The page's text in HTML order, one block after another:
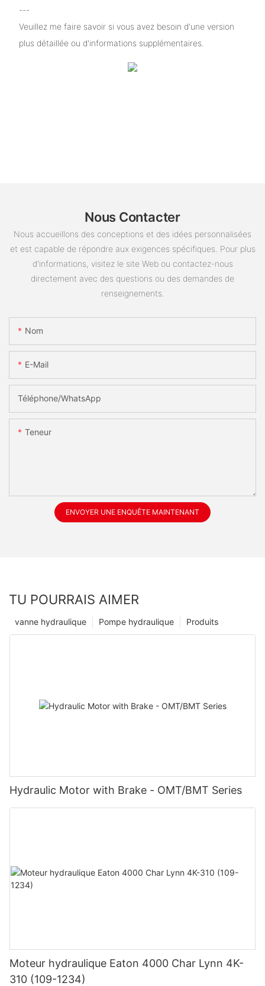
---
Veuillez me faire savoir si vous avez besoin d'une version
plus détaillée ou d'informations supplémentaires.
Nous Contacter
Nous accueillons des conceptions et des idées personnalisées
et est capable de répondre aux exigences spécifiques. Pour plus
d'informations, visitez le site Web ou contactez-nous
directement avec des questions ou des demandes de
renseignements.
Nom
E-Mail
Téléphone/WhatsApp
Teneur
ENVOYER UNE ENQUÊTE MAINTENANT
TU POURRAIS AIMER
Produits
Pompe hydraulique
vanne hydraulique
Hydraulic Motor with Brake - OMT/BMT Series
Moteur hydraulique Eaton 4000 Char Lynn 4K-
310 (109-1234)